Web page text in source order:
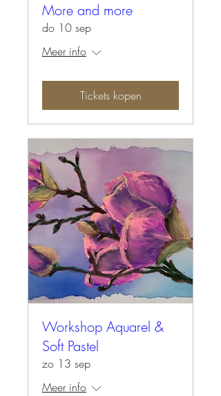
More and more
do 10 sep
Meer info
Tickets kopen
Workshop Aquarel &
Soft Pastel
zo 13 sep
Meer info